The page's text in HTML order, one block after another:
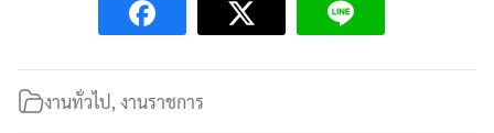
งานทั่วไป, งานราชการ